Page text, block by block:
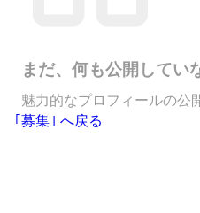
まだ、何も公開して
魅力的なプロフィールの公
｢募集｣ へ戻る